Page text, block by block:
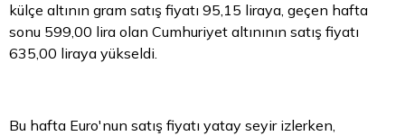
külçe altının gram satış fiyatı 95,15 liraya, geçen hafta
sonu 599,00 lira olan Cumhuriyet altınının satış fiyatı
635,00 liraya yükseldi.
Bu hafta Euro'nun satış fiyatı yatay seyir izlerken,